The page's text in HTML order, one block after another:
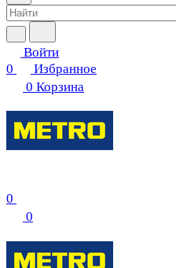
Войти
0
Избранное
0 Корзина
0
0